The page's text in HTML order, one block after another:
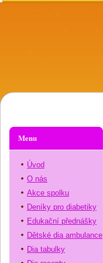
Menu
Úvod
O nás
Akce spolku
Deníky pro diabetiky
Edukační přednášky
Dětské dia ambulance
Dia tabulky